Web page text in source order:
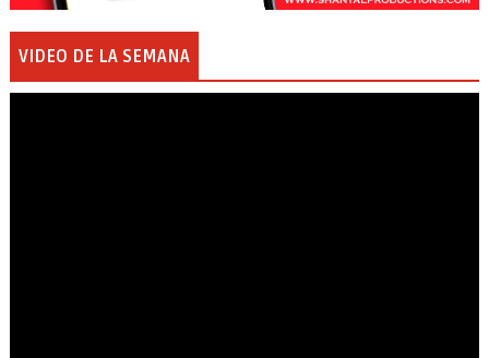
VIDEO DE LA SEMANA